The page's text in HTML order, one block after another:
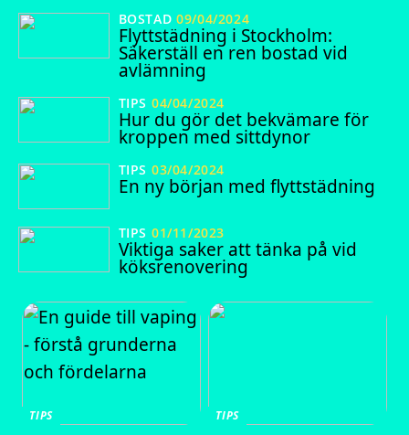
BOSTAD 09/04/2024
Flyttstädning i Stockholm:
Säkerställ en ren bostad vid
avlämning
TIPS 04/04/2024
Hur du gör det bekvämare för
kroppen med sittdynor
TIPS 03/04/2024
En ny början med flyttstädning
TIPS 01/11/2023
Viktiga saker att tänka på vid
köksrenovering
TIPS TIPS